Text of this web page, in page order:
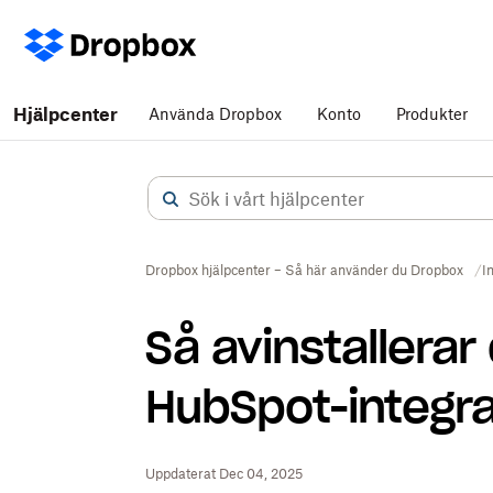
Hjälpcenter Använda Dropbox Konto Produkter
Dropbox hjälpcenter – Så här använder du Dropbox
Så avinstallerar
HubSpot-
Uppdaterat Dec 04, 2025